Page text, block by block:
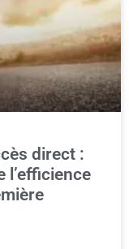
direct :
l’efficience